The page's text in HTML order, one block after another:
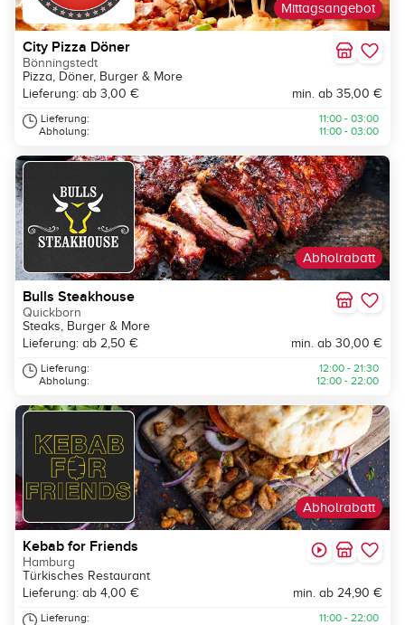
Mittagsangebot
City Pizza Döner
Bönningstedt
Pizza, Döner, Burger & More
Lieferung: ab 3,00 €
min. ab 35,00 €
Lieferung:
Abholung:
11:00 - 03:00
11:00 - 03:00
Abholrabatt
Bulls Steakhouse
Quickborn
Steaks, Burger & More
Lieferung: ab 2,50 €
min. ab 30,00 €
Lieferung:
Abholung:
12:00 - 21:30
12:00 - 22:00
Abholrabatt
Kebab for Friends
Hamburg
Türkisches Restaurant
Lieferung: ab 4,00 €
min. ab 24,90 €
Lieferung:
11:00 - 22:00